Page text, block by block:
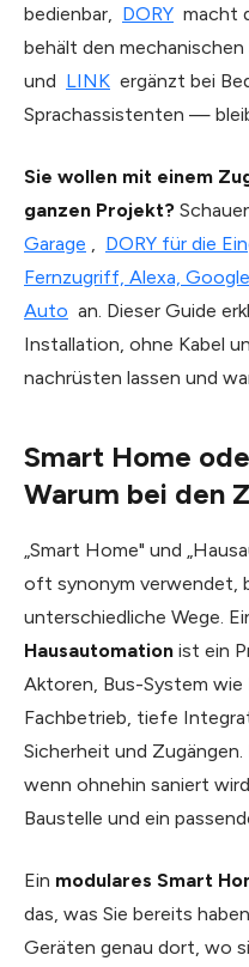
bedienbar,
DORY macht
behält den mechanischen
und LINK ergänzt bei
Sprachassistenten —
Sie wollen mit einem
ganzen Projekt?
Garage
DORY für die
Fernzugriff, Alexa,
Auto an. Dieser Guide
Installation, ohne Kabel
nachrüsten lassen und
Smart Home
Warum bei den
„Smart Home" und
oft synonym verwendet,
unterschiedliche Wege.
Hausautomation ist ein
Aktoren, Bus-System wie
Fachbetrieb, tiefe
Sicherheit und
wenn ohnehin saniert
Baustelle und ein
Ein modulares Smart
das, was Sie bereits
Geräten genau dort, wo